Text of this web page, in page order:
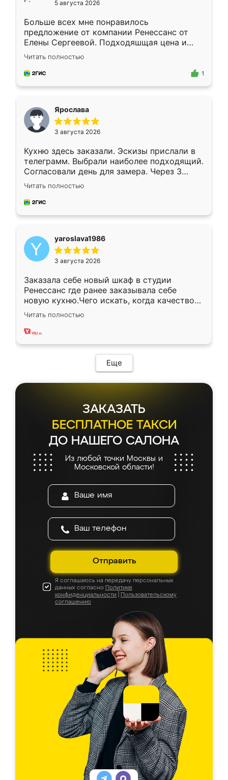
5 августа 2026
Больше всех мне понравилось
предложение от компании Ренессанс от
Елены Сергеевой. Подходяшщая цена и
короткие сроки изготовления. Приехавший
для замера сотрудник Владислав
предложил по моему эскизу самый
Читать полностью
1
Ярослава
3 августа 2026
Кухню здесь заказали. Эскизы прислали в
телеграмм. Выбрали наиболее подходящий.
Согласовали день для замера. Через 3
недели кухня была уже готова. Остались
довольны работой. Спасибо Ренессанс
мебель за качественную работу!
Читать полностью
yaroslava1986
3 августа 2026
Заказала себе новый шкаф в студии
Ренессанс где ранее заказывала себе
новую кухню.Чего искать, когда качеством
вполне довольна. Служит кухня уже почти
два года, нареканий нет.
Читать полностью
Еще
ЗАКАЗАТЬ
БЕСПЛАТНОЕ ТАКСИ
ДО НАШЕГО САЛОНА
Из любой точки Москвы и
Московской области!
Отправить
Я соглашаюсь на передачу персональных
данных согласно Политике
конфиденциальности
Пользовательскому
соглашению